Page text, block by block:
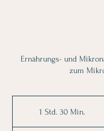
Ernährungs- und
zum
1 Std. 30 Min.